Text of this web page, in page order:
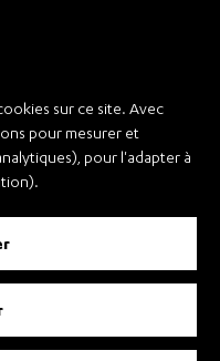
sur ce site. Avec
pour mesurer et
pour l'adapter à
et Transport
Règlement